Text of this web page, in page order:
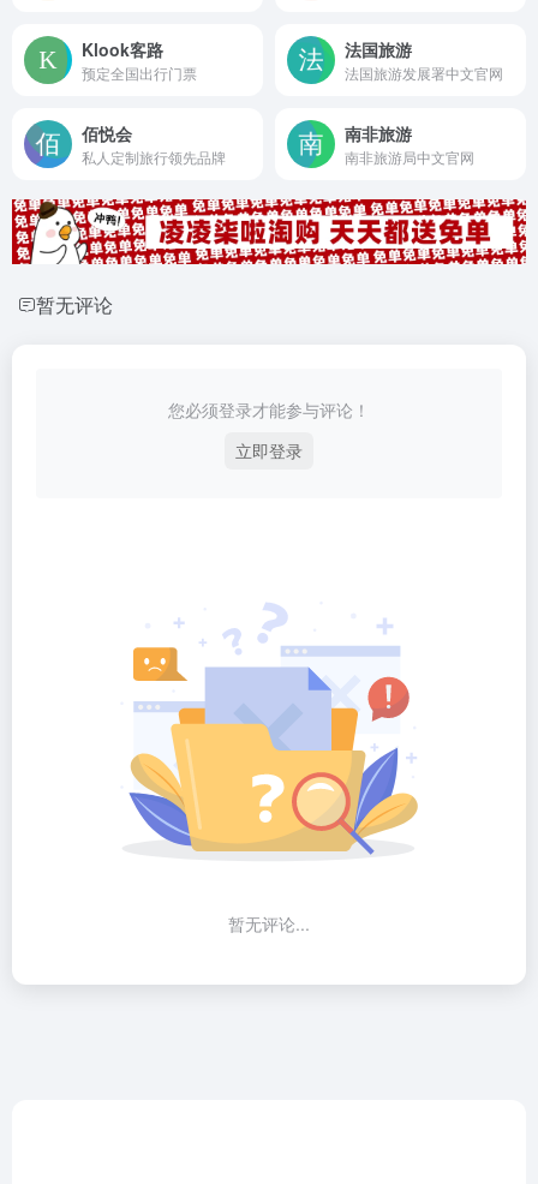
Klook客路
预定全国出行门票
法国旅游
法国旅游发展署中文官网
佰悦会
私人定制旅行领先品牌
南非旅游
南非旅游局中文官网
暂无评论
您必须登录才能参与评论！
立即登录
暂无评论...